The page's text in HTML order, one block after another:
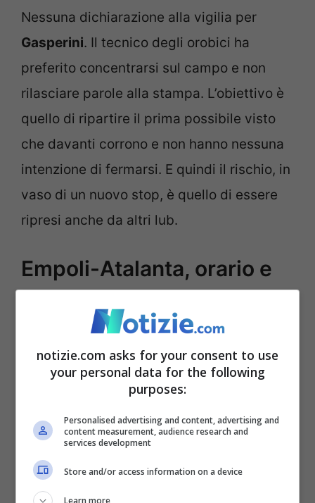
Nessuna dichiarazione alla vigilia per
Gasperini. Il tecnico degli orobici ha
preferito concentrarsi sul campo e non
rilasciare parole alla stampa. L’obiettivo è
quello di ripartire il prima possibile visto
che davanti corrono e non hanno nessuna
intenzione di fermarsi. E quindi il rischio, in
vaso di un nuovo stop, è quello di essere
ripresi anche da altri lub.
Empoli-Atalanta, orario e
come vederla in tv
La sfida tra Empoli e Atalanta, valevole per
la dodicesima giornata di Serie A,si
giocherà allo stadioCastellani
inizierà alle ore 12:30. Il match verrà
trasmesso in diretta su
Empoli-Atalanta, le
notizie.com asks for your consent to use
your personal data for the following
purposes:
Personalised advertising and content, advertising and
content measurement, audience research and
services development
Store and/or access information on a device
Learn more